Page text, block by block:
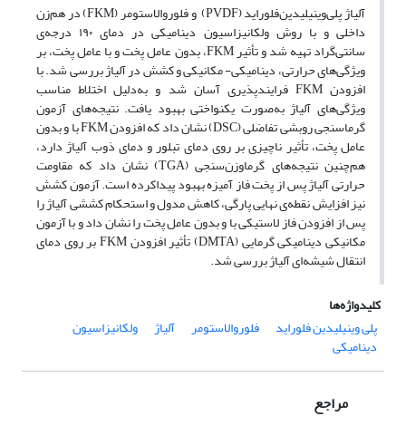
آلیاژ پلی‌وینیلیدین‌فلوراید (PVDF) و فلوروالاستومر (FKM) در هم‌زن
داخلی و با روش ولکانیزاسیون دینامیکی در دمای ۱۹۰ درجه‌ی
سانتی‌گراد تهیه شد و تأثیر FKM، بدون عامل پخت و با عامل پخت، بر
ویژگی‌های حرارتی، دینامیکی- مکانیکی و کشش در آلیاژ بررسی شد. با
افزودن FKM فرایندپذیری آسان شد و به‌دلیل اختلاط مناسب
ویژگی‌های آلیاژ به‌صورت یکنواختی بهبود یافت. نتیجه‌های آزمون
گرماسنجی روبشی تفاضلی (DSC) نشان داد که افزودن FKM با و بدون
عامل پخت، تأثیر ناچیزی بر روی دمای تبلور و دمای ذوب آلیاژ دارد،
هم‌چنین نتیجه‌های گرماوزن‌سنجی (TGA) نشان داد که مقاومت
حرارتی آلیاژ پس از پخت فاز آمیزه بهبود پیداکرده است. آزمون کشش
نیز افزایش نقطه‌ی نهایی پارگی، کاهش مدول و استحکام کششی آلیاژ را
پس از افزودن فاز لاستیکی با و بدون عامل پخت را نشان داد و با آزمون
مکانیکی دینامیکی گرمایی (DMTA) تأثیر افزودن FKM بر روی دمای
انتقال شیشه‌ای آلیاژ بررسی شد.
کلیدواژه‌ها
پلی وینیلیدین فلوراید
فلوروالاستومر آلیاژ ولکانیزاسیون
دینامیکی
مراجع